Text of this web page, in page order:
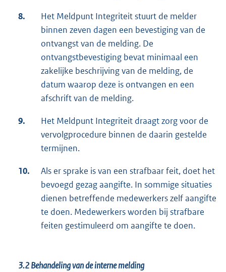
8.
Het Meldpunt Integriteit stuurt de melder
binnen zeven dagen een bevestiging van de
ontvangst van de melding. De
ontvangstbevestiging bevat minimaal een
zakelijke beschrijving van de melding, de
datum waarop deze is ontvangen en een
afschrift van de melding.
9.
Het Meldpunt Integriteit draagt zorg voor de
vervolgprocedure binnen de daarin gestelde
termijnen.
10.
Als er sprake is van een strafbaar feit, doet het
bevoegd gezag aangifte. In sommige situaties
dienen betreffende medewerkers zelf aangifte
te doen. Medewerkers worden bij strafbare
feiten gestimuleerd om aangifte te doen.
3.2Behandeling van de interne melding